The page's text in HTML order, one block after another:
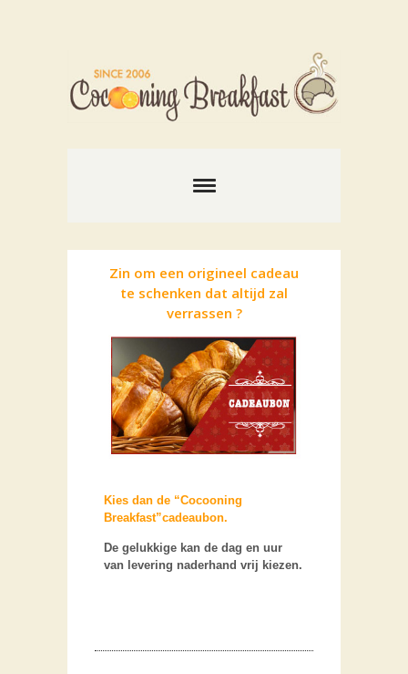
Zin om een origineel cadeau
te schenken dat altijd zal
verrassen ?
Kies dan de “Cocooning
Breakfast”cadeaubon.
De gelukkige kan de dag en uur
van levering naderhand vrij kiezen.